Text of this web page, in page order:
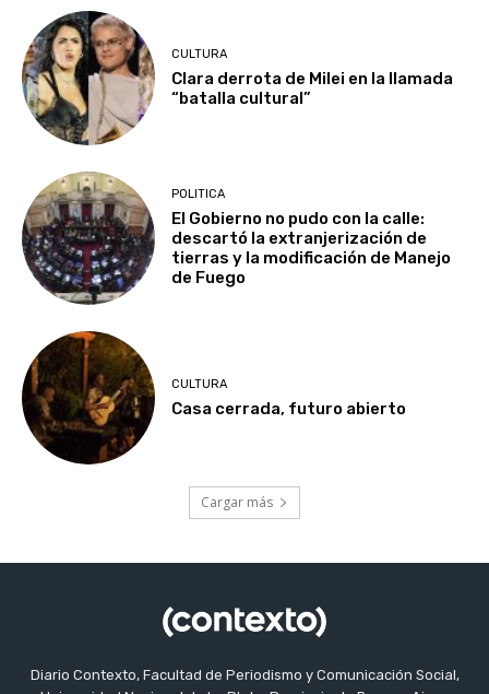
CULTURA
Clara derrota de Milei en la llamada
“batalla cultural”
POLITICA
El Gobierno no pudo con la calle:
descartó la extranjerización de
tierras y la modificación de Manejo
de Fuego
CULTURA
Casa cerrada, futuro abierto
Cargar más
Diario Contexto, Facultad de Periodismo y Comunicación Social,